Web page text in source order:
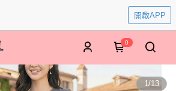
開啟APP
0
1/13